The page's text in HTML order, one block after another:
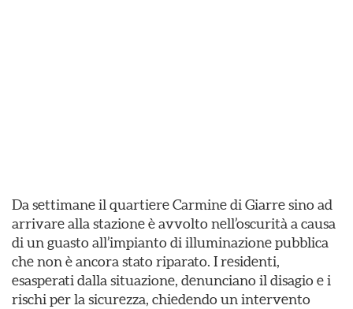
Da settimane il quartiere Carmine di Giarre sino ad
arrivare alla stazione è avvolto nell’oscurità a causa
di un guasto all’impianto di illuminazione pubblica
che non è ancora stato riparato. I residenti,
esasperati dalla situazione, denunciano il disagio e i
rischi per la sicurezza, chiedendo un intervento